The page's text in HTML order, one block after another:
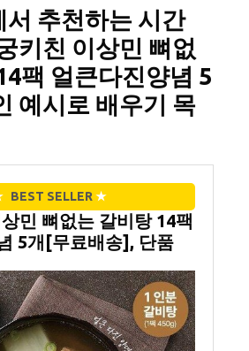
서 추천하는 시간
키친 이상민 뼈없
팩 얼큰다진양념 5
예시로 배우기 목
BEST SELLER ★
민 뼈없는 갈비탕 14팩
5개[무료배송], 단품